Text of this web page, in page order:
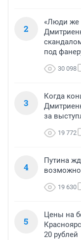
2
«Люди же
под
30 098
3
Когда
за
19 772
4
Путина
19 630
5
Цены на
20 рублей